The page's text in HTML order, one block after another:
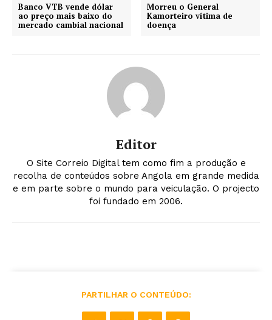
Banco VTB vende dólar
ao preço mais baixo do
mercado cambial nacional
Morreu o General
Kamorteiro vítima de
doença
Editor
O Site Correio Digital tem como fim a produção e
recolha de conteúdos sobre Angola em grande medida
e em parte sobre o mundo para veiculação. O projecto
foi fundado em 2006.
PARTILHAR O CONTEÚDO: